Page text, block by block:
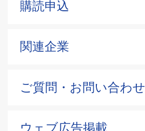
購読申込
関連企業
ご質問・お問い合わせ
ウェブ広告掲載